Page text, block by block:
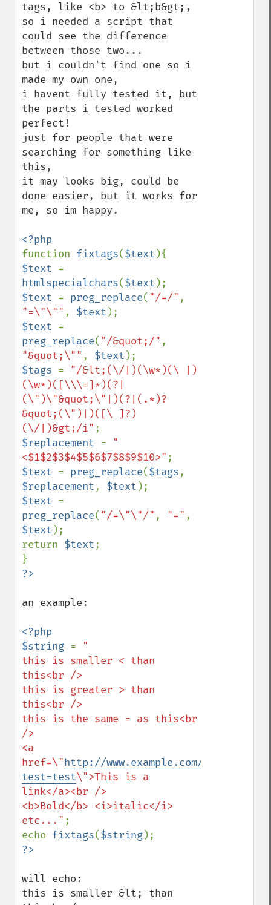
tags, like <b> to &lt;b&gt;,
so i needed a script that
could see the difference
between those two...
but i couldn't find one so i
made my own one,
i havent fully tested it, but
the parts i tested worked
perfect!
just for people that were
searching for something like
this,
it may looks big, could be
done easier, but it works for
me, so im happy.
function fixtags($text
$text
htmlspecialchars($text
$text = preg_replace( "/=/"
"=\"\"" , $text
$text
preg_replace( "/&quot;/"
"&quot;\"" , $text
$tags = "/&lt;(\/|)(\w*)(\ |)
(\w*)([\\\=]*)(?|
(\")\"&quot;\"|)(?|(.*)?
&quot;(\")|)([\ ]?)
(\/|)&gt;/i"
$replacement = "
<$1$2$3$4$5$6$7$8$9$10>"
$text = preg_replace($tags
$replacement, $text
$text
preg_replace( "/=\"\"/" , "="
$text );
return $text;
an example:
<?php
$string = "
this is smaller < than
this<br />
this is greater > than
this<br />
this is the same = as this<br
/>
<a
href=\"http://www.example.com/
test=test\">This is a
link</a><br />
<b>Bold</b> <i>italic</i>
etc..." ;
echo fixtags($string
will echo:
this is smaller &lt; than